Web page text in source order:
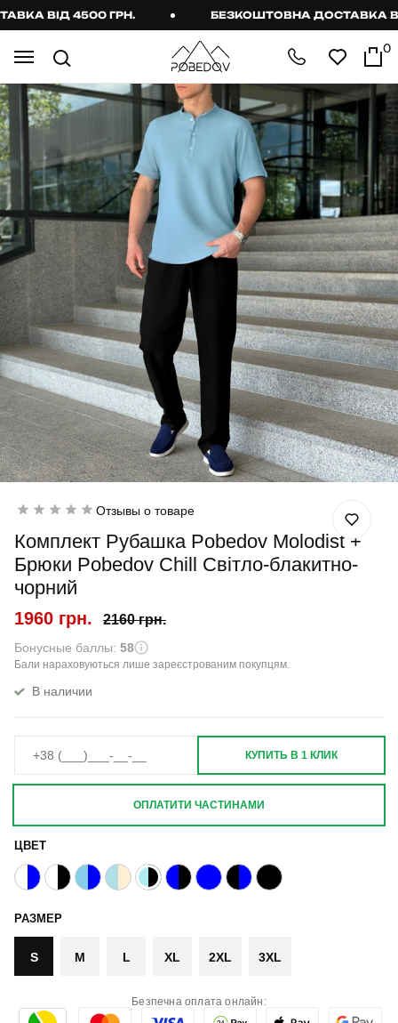
ВІД 4500 ГРН. БЕЗКОШТОВНА ДОСТАВКА ВІД
0
Отзывы о товаре
Комплект Рубашка Pobedov Molodist +
Брюки Pobedov Chill Світло-блакитно-
чорний
1960 грн. 2160 грн.
Бонусные баллы: 58
Бали нараховуються лише зареєстрованим покупцям.
В наличии
ЦВЕТ
РАЗМЕР
S M L XL 2XL 3XL
КУПИТЬ В 1 КЛИК
ОПЛАТИТИ ЧАСТИНАМИ
Безпечна оплата онлайн: